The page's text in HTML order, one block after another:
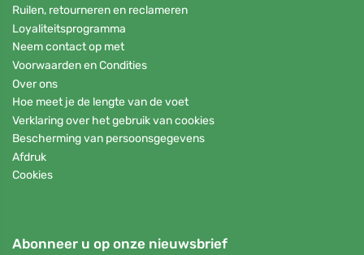
Ruilen, retourneren en reclameren
Loyaliteitsprogramma
Neem contact op met
Voorwaarden en Condities
Over ons
Hoe meet je de lengte van de voet
Verklaring over het gebruik van cookies
Bescherming van persoonsgegevens
Afdruk
Cookies
Abonneer u op onze nieuwsbrief